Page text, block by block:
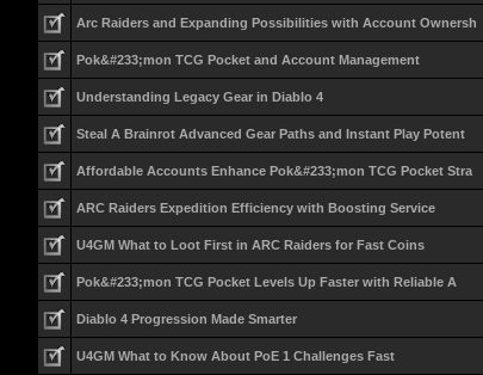
Arc Raiders and Expanding Possibilities with Account Ownersh
Pok&#233;mon TCG Pocket and Account Management
Understanding Legacy Gear in Diablo 4
Steal A Brainrot Advanced Gear Paths and Instant Play Potent
Affordable Accounts Enhance Pok&#233;mon TCG Pocket Stra
ARC Raiders Expedition Efficiency with Boosting Service
U4GM What to Loot First in ARC Raiders for Fast Coins
Pok&#233;mon TCG Pocket Levels Up Faster with Reliable A
Diablo 4 Progression Made Smarter
U4GM What to Know About PoE 1 Challenges Fast